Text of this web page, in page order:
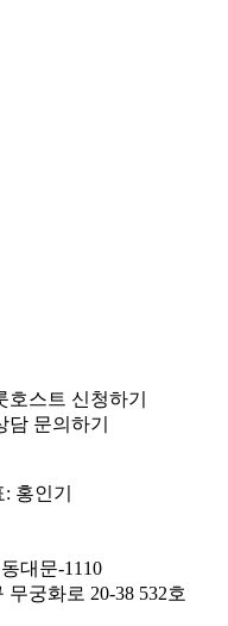
호스트 신청하기
담 문의하기
홍인기
대문-1110
궁화로 20-38 532호